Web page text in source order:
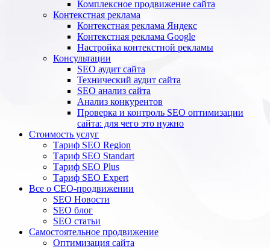
Комплексное продвижение сайта
Контекстная реклама
Контекстная реклама Яндекс
Контекстная реклама Google
Настройка контекстной рекламы
Консультации
SEO аудит сайта
Технический аудит сайта
SEO анализ сайта
Анализ конкурентов
Проверка и контроль SEO оптимизации
сайта: для чего это нужно
Стоимость услуг
Тариф SEO Region
Тариф SEO Standart
Тариф SEO Plus
Тариф SEO Expert
Все о СЕО-продвижении
SEO Новости
SEO блог
SEO статьи
Самостоятельное продвижение
Оптимизация сайта